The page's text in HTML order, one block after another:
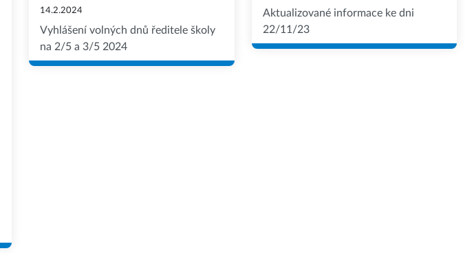
14.2.2024
Vyhlášení volných dnů ředitele školy
na 2/5 a 3/5 2024
Aktualizované informace ke dni
22/11/23